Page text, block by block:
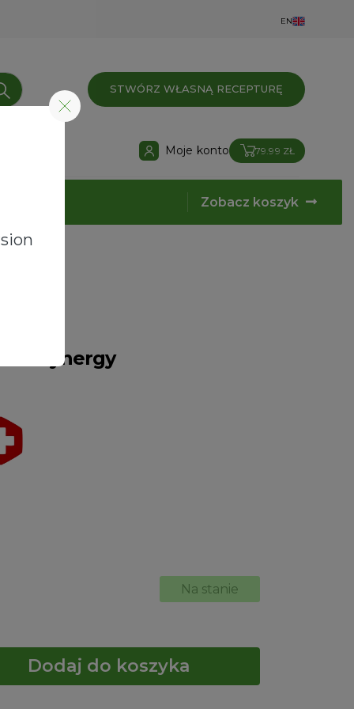
EN
STWÓRZ WŁASNĄ RECEPTURĘ
Moje konto 79.99 ZŁ
Zobacz koszyk
Synergy
Na stanie
Dodaj do koszyka